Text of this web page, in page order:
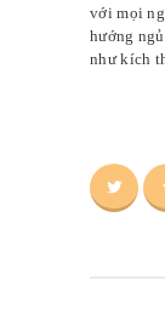
với mọi
hướng
như kích